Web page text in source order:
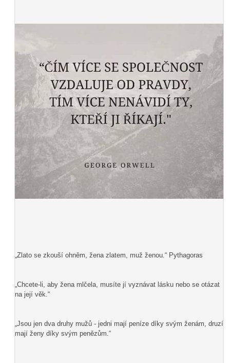
„Zlato se zkouší ohněm, žena zlatem, muž ženou.“ Pythagoras
„Chcete-li, aby žena mlčela, musíte jí vyznávat lásku nebo se otázat
na její věk.“
„Jsou jen dva druhy mužů - jedni mají peníze díky svým ženám, druzí
mají ženy díky svým penězům.“